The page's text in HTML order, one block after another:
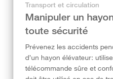
Transport et circulation
Manipuler un
toute sécurité
Prévenez les accidents
d’un hayon élévateur:
télécommande sûre et